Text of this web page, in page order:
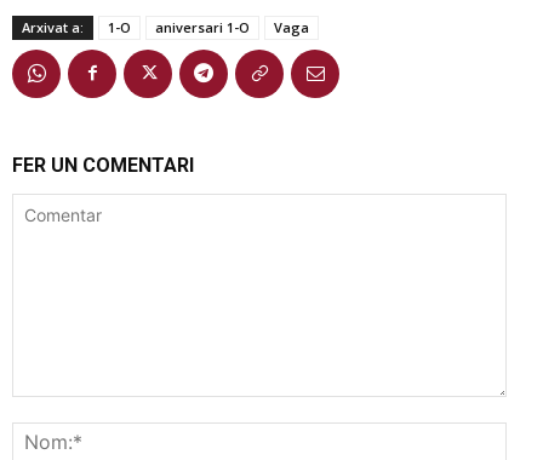
Arxivat a: 1-O aniversari 1-O Vaga
FER UN COMENTARI